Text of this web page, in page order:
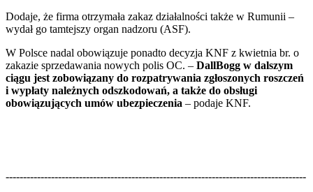
Dodaje, że firma otrzymała zakaz działalności także w Rumunii –
wydał go tamtejszy organ nadzoru (ASF).
W Polsce nadal obowiązuje ponadto decyzja KNF z kwietnia br. o
zakazie sprzedawania nowych polis OC. – DallBogg w dalszym
ciągu jest zobowiązany do rozpatrywania zgłoszonych roszczeń
i wypłaty należnych odszkodowań, a także do obsługi
obowiązujących umów ubezpieczenia – podaje KNF.
--------------------------------------------------------------------------------------